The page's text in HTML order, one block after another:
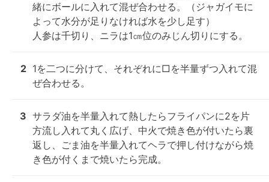
緒にボールに入れて混ぜ合わせる。（ジャガイモに
よって水分が足りなければ水を少し足す）
人参は千切り、ニラは1㎝位のみじん切りにする。
2 1を二つに分けて、それぞれに□を半量ずつ入れて混
ぜ合わせる。
3 サラダ油を半量入れて熱したらフライパンに2を片
方流し入れて丸く広げ、中火で焼き色が付いたら裏
返し、ごま油を半量入れてヘラで押し付けながら焼
き色が付くまで焼いたら完成。